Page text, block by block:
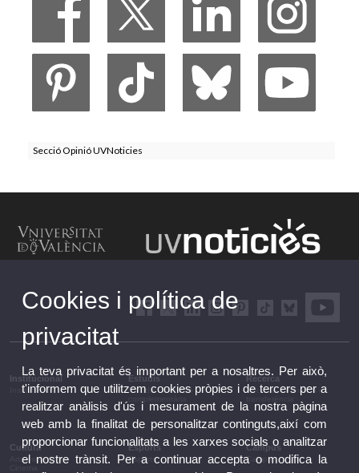
Secció Opinió UVNoticies
Institucional
Institucional
Estudis
Estudis i formació
Recerca
Recerca, innovació i
Cultura
Arts escèniques
Esports
Esports
Campus
Campus
Cookies i política de
privacitat
La teva privacitat és important per a nosaltres. Per això,
t'informem que utilitzem cookies pròpies i de tercers per a
realitzar anàlisis d'ús i mesurament de la nostra pàgina
web amb la finalitat de personalitzar continguts,així com
proporcionar funcionalitats a les xarxes socials o analitzar
el nostre trànsit. Per a continuar accepta o modifica la